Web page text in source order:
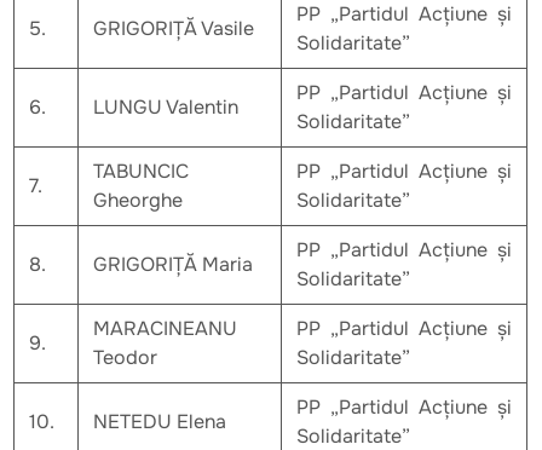
5. GRIGORIȚĂ Vasile
PP „Partidul Acțiune și
Solidaritate”
6. LUNGU Valentin
PP „Partidul Acțiune și
Solidaritate”
7.
TABUNCIC
Gheorghe
PP „Partidul Acțiune și
Solidaritate”
8. GRIGORIȚĂ Maria
PP „Partidul Acțiune și
Solidaritate”
9.
MARACINEANU
Teodor
PP „Partidul Acțiune și
Solidaritate”
10. NETEDU Elena
PP „Partidul Acțiune și
Solidaritate”